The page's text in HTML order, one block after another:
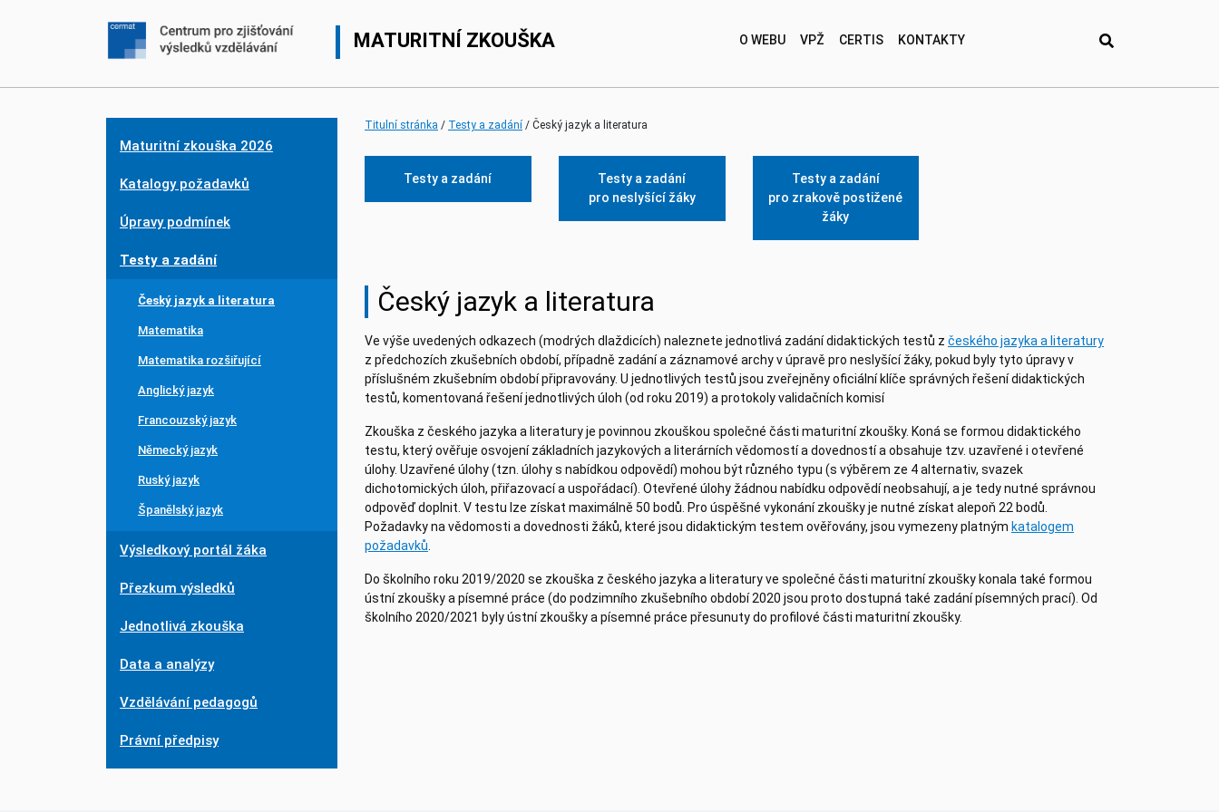
MATURITNÍ ZKOUŠKA O WEBU VPŽ CERTIS KONTAKTY
Maturitní zkouška 2026
Katalogy požadavků
Úpravy podmínek
Testy a zadání
Český jazyk a literatura
Matematika
Matematika rozšiřující
Anglický jazyk
Francouzský jazyk
Německý jazyk
Ruský jazyk
Španělský jazyk
Výsledkový portál žáka
Přezkum výsledků
Jednotlivá zkouška
Data a analýzy
Vzdělávání pedagogů
Právní předpisy
Titulní stránka Testy a zadání(current)
Český jazyk a literatura
Testy a zadání
Testy a zadání
pro neslyšící žáky
Testy a zadání
pro zrakově postižené
žáky
Český jazyk a literatura
Ve výše uvedených odkazech (modrých dlaždicích) naleznete jednotlivá zadání didaktických testů z českého jazyka a literatury
z předchozích zkušebních období, případně zadání a záznamové archy v úpravě pro neslyšící žáky, pokud byly tyto úpravy v
příslušném zkušebním období připravovány. U jednotlivých testů jsou zveřejněny oficiální klíče správných řešení didaktických
testů, komentovaná řešení jednotlivých úloh (od roku 2019) a protokoly validačních komisí
Zkouška z českého jazyka a literatury je povinnou zkouškou společné části maturitní zkoušky. Koná se formou didaktického
testu, který ověřuje osvojení základních jazykových a literárních vědomostí a dovedností a obsahuje tzv. uzavřené i otevřené
úlohy. Uzavřené úlohy (tzn. úlohy s nabídkou odpovědí) mohou být různého typu (s výběrem ze 4 alternativ, svazek
dichotomických úloh, přiřazovací a uspořádací). Otevřené úlohy žádnou nabídku odpovědí neobsahují, a je tedy nutné správnou
odpověď doplnit. V testu lze získat maximálně 50 bodů. Pro úspěšné vykonání zkoušky je nutné získat alepoň 22 bodů.
Požadavky na vědomosti a dovednosti žáků, které jsou didaktickým testem ověřovány, jsou vymezeny platným katalogem
požadavků
Do školního roku 2019/2020 se zkouška z českého jazyka a literatury ve společné části maturitní zkoušky konala také formou
ústní zkoušky a písemné práce (do podzimního zkušebního období 2020 jsou proto dostupná také zadání písemných prací). Od
školního 2020/2021 byly ústní zkoušky a písemné práce přesunuty do profilové části maturitní zkoušky.